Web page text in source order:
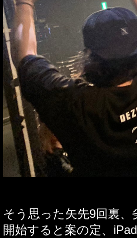
そう思った矢先9回裏、
開始すると案の定、 iPad